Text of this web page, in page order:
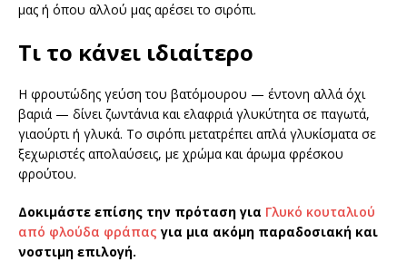
μας ή όπου αλλού μας αρέσει το σιρόπι.
Τι το κάνει ιδιαίτερο
Η φρουτώδης γεύση του βατόμουρου — έντονη αλλά όχι
βαριά — δίνει ζωντάνια και ελαφριά γλυκύτητα σε παγωτά,
γιαούρτι ή γλυκά. Το σιρόπι μετατρέπει απλά γλυκίσματα σε
ξεχωριστές απολαύσεις, με χρώμα και άρωμα φρέσκου
φρούτου.
Δοκιμάστε επίσης την πρόταση για Γλυκό κουταλιού
από φλούδα φράπας για μια ακόμη παραδοσιακή και
νοστιμη επιλογή.